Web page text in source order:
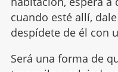
cuando esté allí,
despídete de él con
Será una forma de